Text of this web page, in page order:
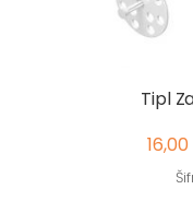
Tipl